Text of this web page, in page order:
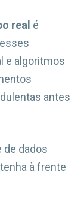
real é
e algoritmos
antes
de dados
à frente